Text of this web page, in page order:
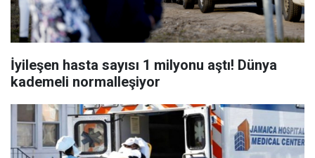
İyileşen hasta sayısı 1 milyonu aştı! Dünya
kademeli normalleşiyor